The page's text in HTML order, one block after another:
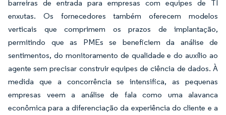
barreiras de entrada para empresas com equipes de TI
enxutas. Os fornecedores também oferecem modelos
verticais que comprimem os prazos de implantação,
permitindo que as PMEs se beneficiem da análise de
sentimentos, do monitoramento de qualidade e do auxílio ao
agente sem precisar construir equipes de ciência de dados. À
medida que a concorrência se intensifica, as pequenas
empresas veem a análise de fala como uma alavanca
econômica para a diferenciação da experiência do cliente e a